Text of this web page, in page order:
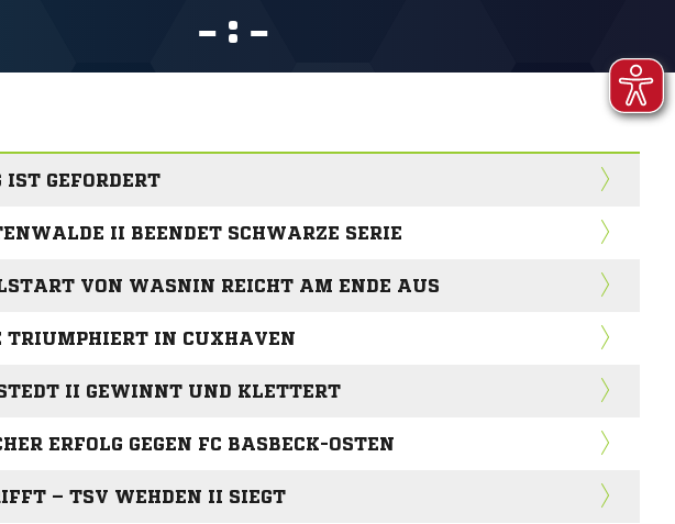
 : 
IST GEFORDERT
II BEENDET SCHWARZE SERIE
VON WASNIN REICHT AM ENDE AUS
TRIUMPHIERT IN CUXHAVEN
II GEWINNT UND KLETTERT
ERFOLG GEGEN FC BASBECK-OSTEN
– TSV WEHDEN II SIEGT